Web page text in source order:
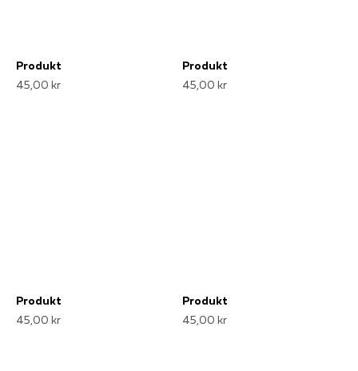
Produkt
45,00 kr
Produkt
45,00 kr
Produkt
45,00 kr
Produkt
45,00 kr